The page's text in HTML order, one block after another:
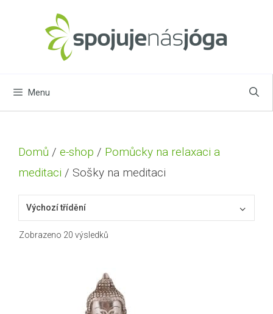
Menu
Domů / e-shop / Pomůcky na relaxaci a
meditaci / Sošky na meditaci
Zobrazeno 20 výsledků